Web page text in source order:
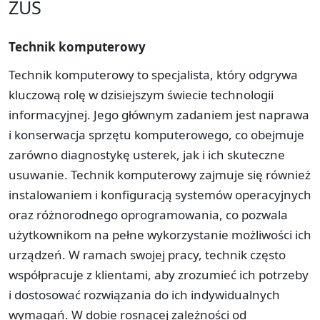
ZUS
Technik komputerowy
Technik komputerowy to specjalista, który odgrywa
kluczową rolę w dzisiejszym świecie technologii
informacyjnej. Jego głównym zadaniem jest naprawa
i konserwacja sprzętu komputerowego, co obejmuje
zarówno diagnostykę usterek, jak i ich skuteczne
usuwanie. Technik komputerowy zajmuje się również
instalowaniem i konfiguracją systemów operacyjnych
oraz różnorodnego oprogramowania, co pozwala
użytkownikom na pełne wykorzystanie możliwości ich
urządzeń. W ramach swojej pracy, technik często
współpracuje z klientami, aby zrozumieć ich potrzeby
i dostosować rozwiązania do ich indywidualnych
wymagań. W dobie rosnącej zależności od